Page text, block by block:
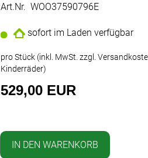
Art.Nr. WOO37590796E
sofort im Laden verfügbar
pro Stück (inkl. MwSt. zzgl.
Kinderräder)
529,00 EUR
IN DEN WARENKORB